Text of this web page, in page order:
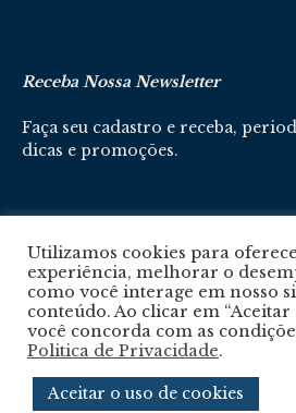
Receba Nossa Newsletter
Faça seu cadastro e receba,
dicas e promoções.
Cadastre-se aqui
Política De
© 2024 © Revista Circuito. Todos os Direitos
Utilizamos cookies para
experiência, melhorar o
como você interage em nosso
conteúdo. Ao clicar em “Aceitar
você concorda com as
Politica de Privacidade.
Aceitar o uso de cookies